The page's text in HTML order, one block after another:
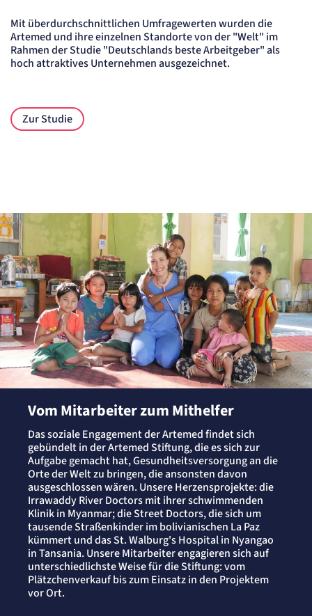
Mit überdurchschnittlichen Umfragewerten wurden die
Artemed und ihre einzelnen Standorte von der "Welt" im
Rahmen der Studie "Deutschlands beste Arbeitgeber" als
hoch attraktives Unternehmen ausgezeichnet.
Zur Studie
Vom Mitarbeiter zum Mithelfer
Das soziale Engagement der Artemed findet sich
gebündelt in der Artemed Stiftung, die es sich zur
Aufgabe gemacht hat, Gesundheitsversorgung an die
Orte der Welt zu bringen, die ansonsten davon
ausgeschlossen wären. Unsere Herzensprojekte: die
Irrawaddy River Doctors mit ihrer schwimmenden
Klinik in Myanmar; die Street Doctors, die sich um
tausende Straßenkinder im bolivianischen La Paz
kümmert und das St. Walburg's Hospital in Nyangao
in Tansania. Unsere Mitarbeiter engagieren sich auf
unterschiedlichste Weise für die Stiftung: vom
Plätzchenverkauf bis zum Einsatz in den Projektem
vor Ort.